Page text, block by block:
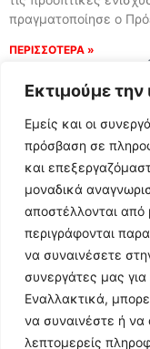
Εκτιμούμε την
Εμείς και οι
πρόσβαση σε
και
μοναδικά
αποστέλλονται από
περιγράφονται
να συναινέσετε
συνεργάτες μας
Εναλλακτικά,
να συναινέστε ή
λεπτομερείς
πραγματοποίησε ο
ΠΕΡΙΣΣΟΤΕΡΑ »